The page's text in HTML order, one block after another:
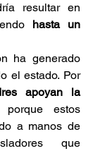
resultar en
hasta un
ha generado
el estado. Por
apoyan la
porque estos
a manos de
que